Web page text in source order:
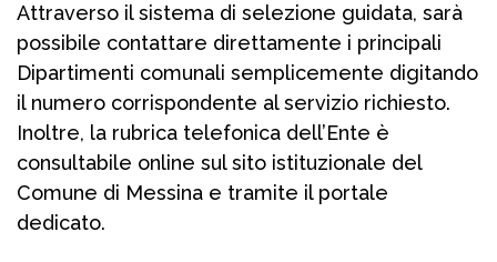
Attraverso il sistema di selezione guidata, sarà
possibile contattare direttamente i principali
Dipartimenti comunali semplicemente digitando
il numero corrispondente al servizio richiesto.
Inoltre, la rubrica telefonica dell’Ente è
consultabile online sul sito istituzionale del
Comune di Messina e tramite il portale
dedicato.